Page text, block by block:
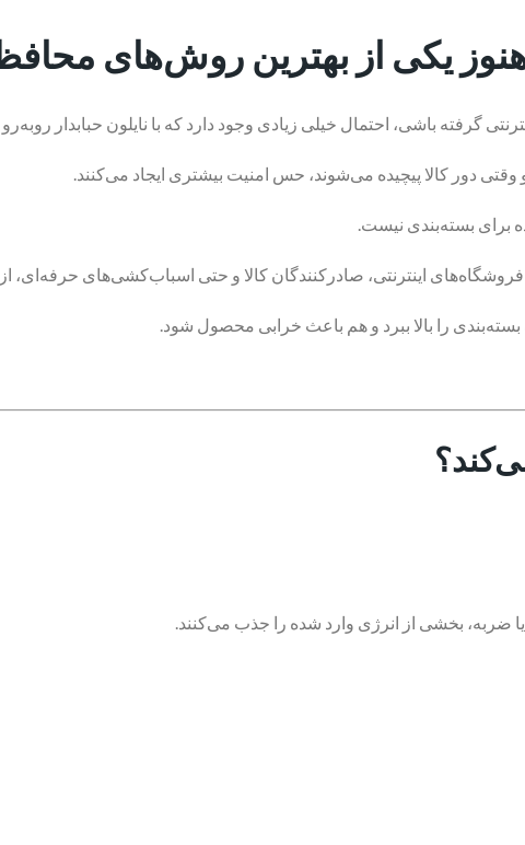
هنوز یکی از بهترین روش‌های
گرفته باشی، احتمال خیلی زیادی وجود دارد که با نایلون حبابدار
دور کالا پیچیده می‌شوند، حس امنیت بیشتری ایجاد می‌کنند.
برای بسته‌بندی نیست.
فروشگاه‌های اینترنتی، صادرکنندگان کالا و حتی اسباب‌کشی‌های
بسته‌بندی را بالا ببرد و هم باعث خرابی محصول شود.
ضربه، بخشی از انرژی وارد شده را جذب می‌کنند.